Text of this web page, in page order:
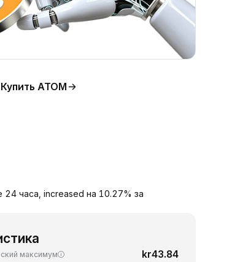
Купить ATOM
24 часа, increased на 10.27% за
максимум kr43.84